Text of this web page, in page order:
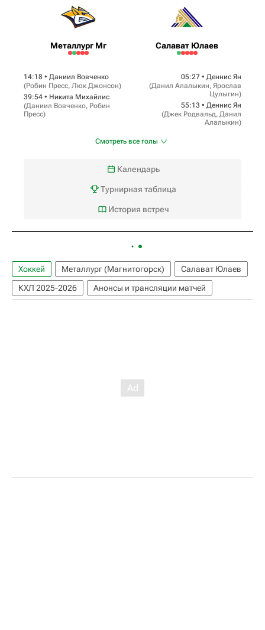
Металлург Мг Салават Юлаев
14:18 • Даниил Вовченко
(Робин Пресс, Люк Джонсон)
39:54 • Никита Михайлис
(Даниил Вовченко, Робин
Пресс)
05:27 • Деннис Ян
(Данил Алалыкин, Ярослав
Цулыгин)
55:13 • Деннис Ян
(Джек Родвальд, Данил
Алалыкин)
Смотреть все голы
Календарь
Турнирная таблица
История встреч
Хоккей Металлург (Магнитогорск)
Салават Юлаев
КХЛ 2025-2026
Анонсы и трансляции матчей